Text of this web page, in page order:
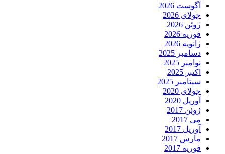
آگوست 2026
جولای 2026
ژوئن 2026
فوریه 2026
ژانویه 2026
دسامبر 2025
نوامبر 2025
اکتبر 2025
سپتامبر 2025
جولای 2020
آوریل 2020
ژوئن 2017
می 2017
آوریل 2017
مارس 2017
فوریه 2017